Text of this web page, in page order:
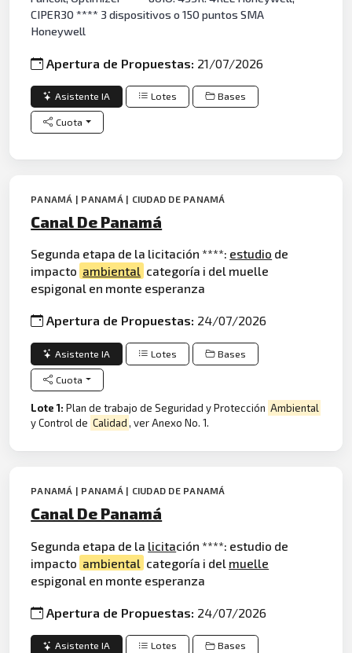
CIPER30 **** 3 dispositivos o 150 puntos SMA
Honeywell
Apertura de Propuestas: 21/07/2026
Asistente IA Lotes Bases
Cuota
PANAMÁ | PANAMÁ | CIUDAD DE PANAMÁ
Canal De Panamá
Segunda etapa de la licitación ****: estudio de
impacto ambiental categoría i del muelle
espigonal en monte esperanza
Apertura de Propuestas: 24/07/2026
Asistente IA Lotes Bases
Cuota
Lote 1:Plan de trabajo de Seguridad y Protección Ambiental
y Control de Calidad, ver Anexo No. 1.
PANAMÁ | PANAMÁ | CIUDAD DE PANAMÁ
Canal De Panamá
Segunda etapa de la licitación ****: estudio de
impacto ambiental categoría i del muelle
espigonal en monte esperanza
Apertura de Propuestas: 24/07/2026
Asistente IA Lotes Bases